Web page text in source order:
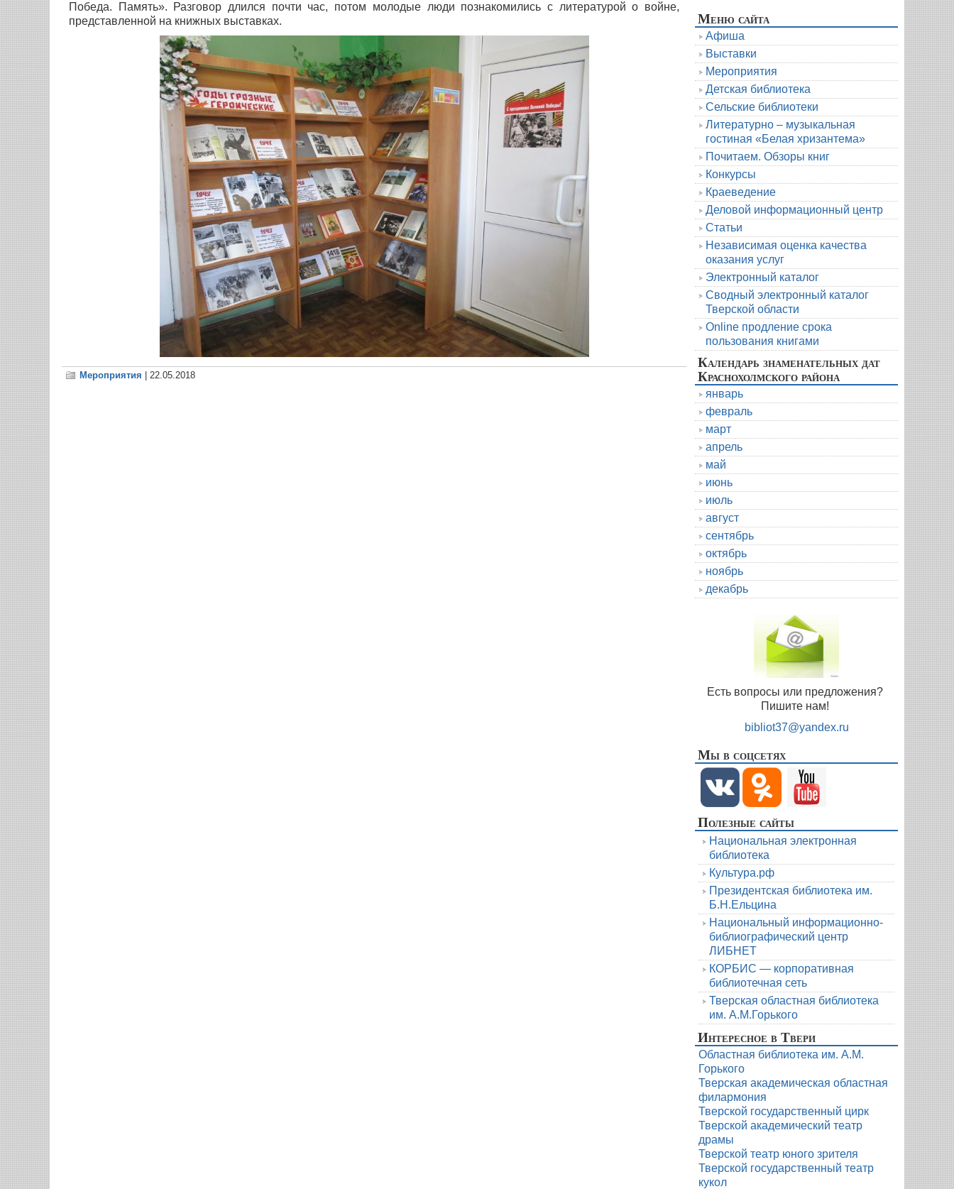
Победа. Память». Разговор длился почти час, потом молодые люди познакомились с литературой о войне,
представленной на книжных выставках.
Мероприятия | 22.05.2018
Меню сайта
Афиша
Выставки
Мероприятия
Детская библиотека
Сельские библиотеки
Литературно – музыкальная
гостиная «Белая хризантема»
Почитаем. Обзоры книг
Конкурсы
Краеведение
Деловой информационный центр
Статьи
Независимая оценка качества
оказания услуг
Электронный каталог
Сводный электронный каталог
Тверской области
Online продление срока
пользования книгами
Календарь знаменательных дат
Краснохолмского района
январь
февраль
март
апрель
май
июнь
июль
август
сентябрь
октябрь
ноябрь
декабрь
Есть вопросы или предложения?
Пишите нам!
bibliot37@yandex.ru
Мы в соцсетях
Полезные сайты
Национальная электронная
библиотека
Культура.рф
Президентская библиотека им.
Б.Н.Ельцина
Национальный информационно-
библиографический центр
ЛИБНЕТ
КОРБИС — корпоративная
библиотечная сеть
Тверская областная библиотека
им. А.М.Горького
Интересное в Твери
Областная библиотека им. А.М.
Горького
Тверская академическая областная
филармония
Тверской государственный цирк
Тверской академический театр
драмы
Тверской театр юного зрителя
Тверской государственный театр
кукол